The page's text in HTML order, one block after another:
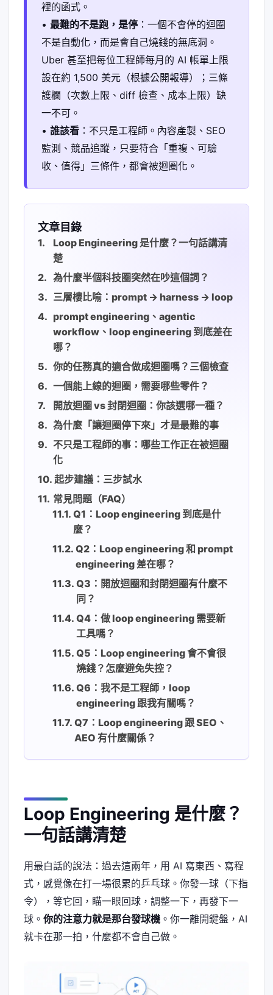
裡的函式。
• 最難的不是跑，是停 ：一個不會停的迴圈
不是自動化，而是會自己燒錢的無底洞。
Uber 甚至把每位工程師每月的 AI 帳單上限
設在約 1,500 美元（根據公開報導）；三條
護欄（次數上限、diff 檢查、成本上限）缺
一不可。
• 誰該看 ：不只是工程師。內容產製、SEO
監測、競品追蹤，只要符合「重複、可驗
收、值得」三條件，都會被迴圈化。
文章目錄
Loop Engineering 是什麼？一句話講清
楚
為什麼半個科技圈突然在吵這個詞？
三層樓比喻：prompt → harness → loop
prompt engineering、agentic
workflow、loop engineering 到底差在
哪？
你的任務真的適合做成迴圈嗎？三個檢查
一個能上線的迴圈，需要哪些零件？
開放迴圈 vs 封閉迴圈：你該選哪一種？
為什麼「讓迴圈停下來」才是最難的事
不只是工程師的事：哪些工作正在被迴圈
化
起步建議：三步試水
常見問題（FAQ）
Q1：Loop engineering 到底是什
麼？
Q2：Loop engineering 和 prompt
engineering 差在哪？
Q3：開放迴圈和封閉迴圈有什麼不
同？
Q4：做 loop engineering 需要新
工具嗎？
Q5：Loop engineering 會不會很
燒錢？怎麼避免失控？
Q6：我不是工程師，loop
engineering 跟我有關嗎？
Q7：Loop engineering 跟 SEO、
AEO 有什麼關係？
Loop Engineering 是什麼？
一句話講清楚
用最白話的說法：過去這兩年，用 AI 寫東西、寫程
式，感覺像在打一場很累的乒乓球。你發一球（下指
令），等它回，瞄一眼回球，調整一下，再發下一
球。 你的注意力就是那台發球機 。你一離開鍵盤，AI
就卡在那一拍，什麼都不會自己做。